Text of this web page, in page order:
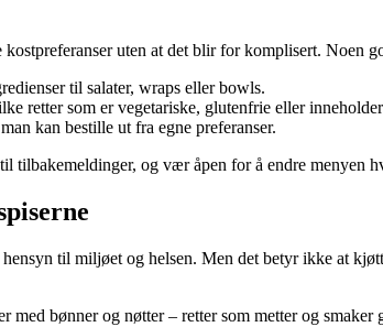
uten at det blir for komplisert. Noen
til salater, wraps eller bowls.
retter som er vegetariske, glutenfrie eller
kan bestille ut fra egne preferanser.
tilbakemeldinger, og vær åpen for å endre menyen
til miljøet og helsen. Men det betyr ikke at
med bønner og nøtter – retter som metter og